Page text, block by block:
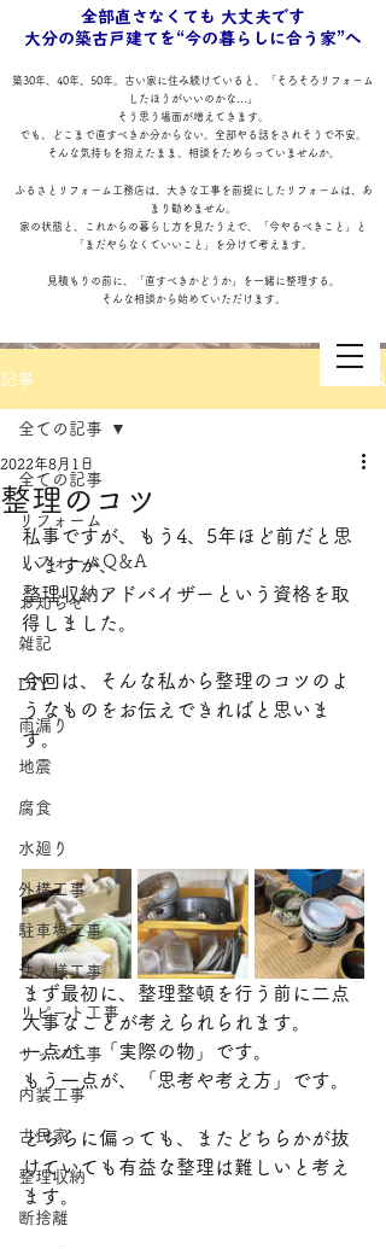
全部直さなくても 大丈夫です
大分の築古戸建てを“今の暮らしに合う家”へ
築30年、40年、50年。古い家に住み続けていると、「そろそろリフォーム
したほうがいいのかな…」
そう思う場面が増えてきます。
でも、どこまで直すべきか分からない。全部やる話をされそうで不安。
そんな気持ちを抱えたまま、相談をためらっていませんか。
ふるさとリフォーム工務店は、大きな工事を前提にしたリフォームは、あ
まり勧めません。
家の状態と、これからの暮らし方を見たうえで、「今やるべきこと」と
「まだやらなくていいこと」を分けて考えます。
見積もりの前に、「直すべきかどうか」を一緒に整理する。
そんな相談から始めていただけます。
ふるさとリフォーム工務店
​〒870-0322 大分県大分市恵比寿町10-14
電話：097-507-4042
メール：
記事
全ての記事
リフォーム
リフォームQ＆A
お知らせ
雑記
DIY
雨漏り
地震
腐食
水廻り
外構工事
駐車場工事
法人様工事
リピート工事
サッシ工事
内装工事
古民家
整理収納
断捨離
全ての記事
整理のコツ
2022年8月1日
私事ですが、もう4、5年ほど前だと思
いますが、
整理収納アドバイザーという資格を取
得しました。
今回は、そんな私から整理のコツのよ
うなものをお伝えできればと思いま
す。
まず最初に、整理整頓を行う前に二点
大事なことが考えられられます。
一点が、「実際の物」です。
もう一点が、「思考や考え方」です。
どちらに偏っても、またどちらかが抜
けていても有益な整理は難しいと考え
ます。